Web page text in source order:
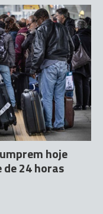
hoje
de 24 horas